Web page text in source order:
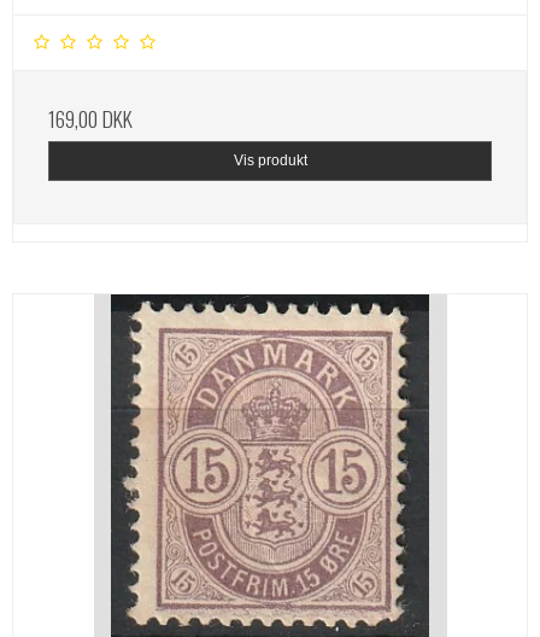
169,00 DKK
Vis produkt